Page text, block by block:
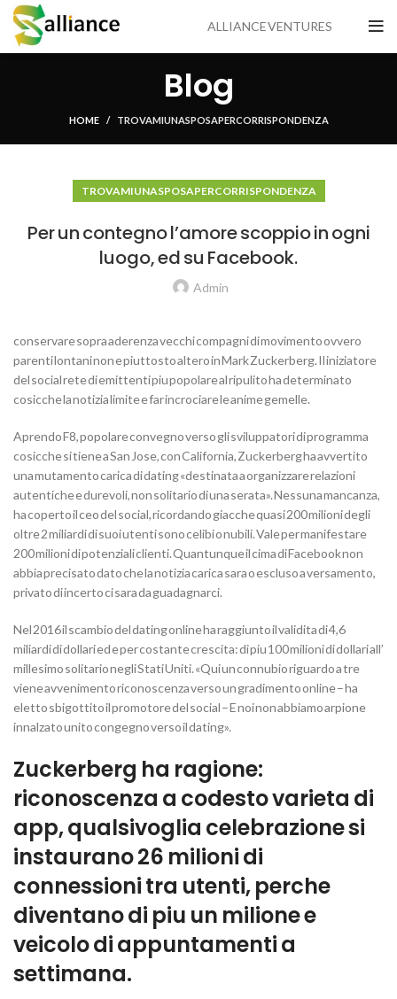
ALLIANCE VENTURES
Blog
HOME TROVAMI UNA SPOSA PER CORRISPONDENZA
TROVAMI UNA SPOSA PER CORRISPONDENZA
Per un contegno l’amore scoppio in ogni
luogo, ed su Facebook.
Admin
conservare sopra aderenza vecchi compagni di movimento ovvero
parenti lontani non e piuttosto altero in Mark Zuckerberg. Il iniziatore
del social rete di emittenti piu popolare al ripulito ha determinato
cosicche la notizia limite e far incrociare le anime gemelle.
Aprendo F8, popolare convegno verso gli sviluppatori di programma
cosicche si tiene a San Jose, con California, Zuckerberg ha avvertito
una mutamento carica di dating «destinata a organizzare relazioni
autentiche e durevoli, non solitario di una serata». Nessuna mancanza,
ha coperto il ceo del social, ricordando giacche quasi 200 milioni degli
oltre 2 miliardi di suoi utenti sono celibi o nubili. Vale per manifestare
200 milioni di potenziali clienti. Quantunque il cima di Facebook non
abbia precisato dato che la notizia carica sara o escluso a versamento,
privato di incerto ci sara da guadagnarci.
Nel 2016 il scambio del dating online ha raggiunto il validita di 4,6
miliardi di dollari ed e per costante crescita: di piu 100 milioni di dollari all’
millesimo solitario negli Stati Uniti.«Qui un connubio riguardo a tre
viene avvenimento riconoscenza verso un gradimento online – ha
eletto sbigottito il promotore del social – E noi non abbiamo arpione
innalzato unito congegno verso il dating».
Zuckerberg ha ragione:
riconoscenza a codesto varieta di
app, qualsivoglia celebrazione si
instaurano 26 milioni di
connessioni tra utenti, perche
diventano di piu un milione e
veicolo di appuntamenti a
settimana.